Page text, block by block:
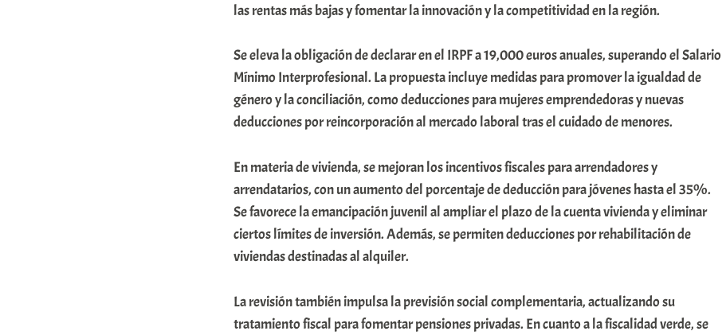
las rentas más bajas y fomentar la innovación y la competitividad en la región.
Se eleva la obligación de declarar en el IRPF a 19,000 euros anuales, superando el Salario
Mínimo Interprofesional. La propuesta incluye medidas para promover la igualdad de
género y la conciliación, como deducciones para mujeres emprendedoras y nuevas
deducciones por reincorporación al mercado laboral tras el cuidado de menores.
En materia de vivienda, se mejoran los incentivos fiscales para arrendadores y
arrendatarios, con un aumento del porcentaje de deducción para jóvenes hasta el 35%.
Se favorece la emancipación juvenil al ampliar el plazo de la cuenta vivienda y eliminar
ciertos límites de inversión. Además, se permiten deducciones por rehabilitación de
viviendas destinadas al alquiler.
La revisión también impulsa la previsión social complementaria, actualizando su
tratamiento fiscal para fomentar pensiones privadas. En cuanto a la fiscalidad verde, se